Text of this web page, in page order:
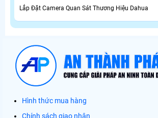
Lắp Đặt Camera Quan Sát Thương Hiệu Dahua
Hình thức mua hàng
Chính sách giao nhận